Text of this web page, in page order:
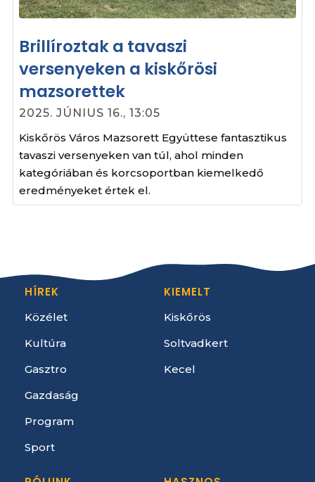
Brillíroztak a tavaszi
versenyeken a kiskőrösi
mazsorettek
2025. JÚNIUS 16., 13:05
Kiskőrös Város Mazsorett Együttese fantasztikus
tavaszi versenyeken van túl, ahol minden
kategóriában és korcsoportban kiemelkedő
eredményeket értek el.
HÍREK
Közélet
Kultúra
Gasztro
Gazdaság
Program
Sport
KIEMELT
Kiskőrös
Soltvadkert
Kecel